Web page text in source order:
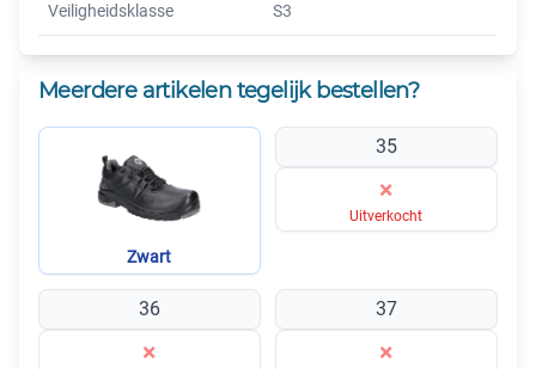
Veiligheidsklasse S3
Meerdere artikelen tegelijk bestellen?
Zwart
35
×
Uitverkocht
36
×
37
×